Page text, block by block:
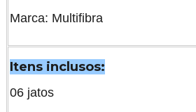
Marca: Multifibra
Itens inclusos:
06 jatos